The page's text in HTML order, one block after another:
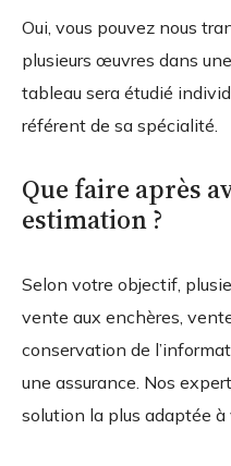
Oui, vous pouvez nous
plusieurs œuvres dans
tableau sera étudié
référent de sa spécialité.
Que faire après
estimation ?
Selon votre objectif,
vente aux enchères,
conservation de
une assurance. Nos
solution la plus adaptée